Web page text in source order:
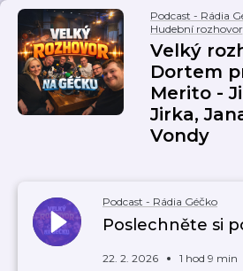
Podcast - Rádia
Hudební
Velký
Dortem
Merito -
Jirka,
Vondy
Podcast - Rádia Géčko
Poslechněte si
22. 2. 2026 1 hod 9 min